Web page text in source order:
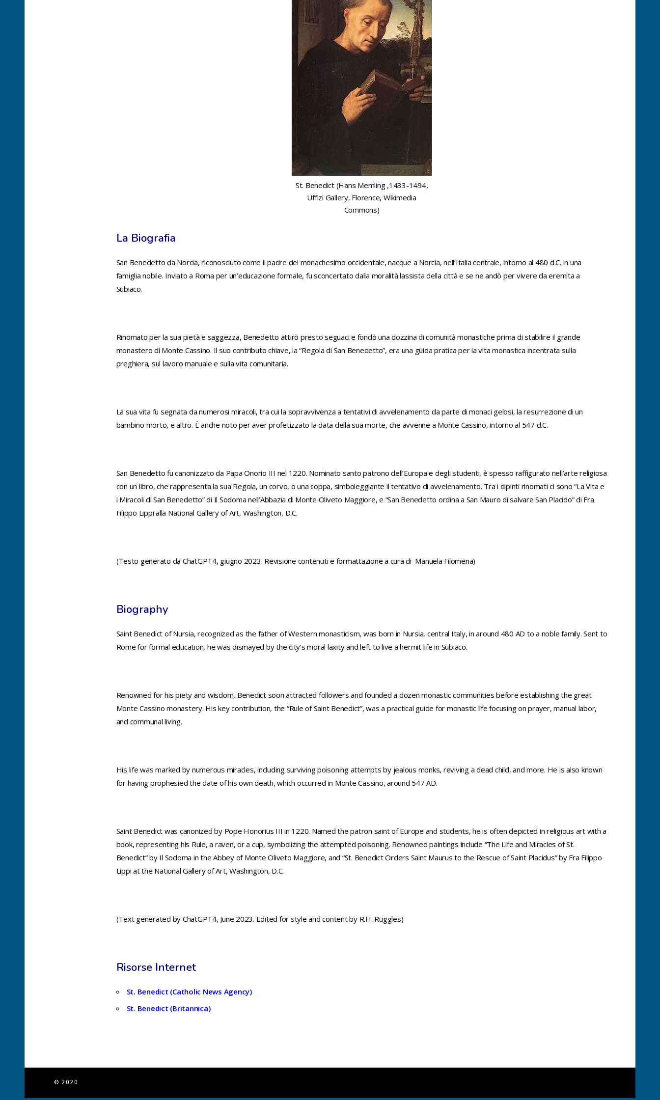
St. Benedict (Hans Memling ,1433-1494,
Uffizi Gallery, Florence, Wikimedia
Commons)
La Biografia
San Benedetto da Norcia, riconosciuto come il padre del monachesimo occidentale, nacque a Norcia, nell’Italia centrale, intorno al 480 d.C. in una
famiglia nobile. Inviato a Roma per un’educazione formale, fu sconcertato dalla moralità lassista della città e se ne andò per vivere da eremita a
Subiaco.
Rinomato per la sua pietà e saggezza, Benedetto attirò presto seguaci e fondò una dozzina di comunità monastiche prima di stabilire il grande
monastero di Monte Cassino. Il suo contributo chiave, la “Regola di San Benedetto”, era una guida pratica per la vita monastica incentrata sulla
preghiera, sul lavoro manuale e sulla vita comunitaria.
La sua vita fu segnata da numerosi miracoli, tra cui la sopravvivenza a tentativi di avvelenamento da parte di monaci gelosi, la resurrezione di un
bambino morto, e altro. È anche noto per aver profetizzato la data della sua morte, che avvenne a Monte Cassino, intorno al 547 d.C.
San Benedetto fu canonizzato da Papa Onorio III nel 1220. Nominato santo patrono dell’Europa e degli studenti, è spesso raffigurato nell’arte religiosa
con un libro, che rappresenta la sua Regola, un corvo, o una coppa, simboleggiante il tentativo di avvelenamento. Tra i dipinti rinomati ci sono “La Vita e
i Miracoli di San Benedetto” di Il Sodoma nell’Abbazia di Monte Oliveto Maggiore, e “San Benedetto ordina a San Mauro di salvare San Placido” di Fra
Filippo Lippi alla National Gallery of Art, Washington, D.C.
(Testo generato da ChatGPT4, giugno 2023. Revisione contenuti e formattazione a cura di Manuela Filomena)
Biography
Saint Benedict of Nursia, recognized as the father of Western monasticism, was born in Nursia, central Italy, in around 480 AD to a noble family. Sent to
Rome for formal education, he was dismayed by the city’s moral laxity and left to live a hermit life in Subiaco.
Renowned for his piety and wisdom, Benedict soon attracted followers and founded a dozen monastic communities before establishing the great
Monte Cassino monastery. His key contribution, the “Rule of Saint Benedict”, was a practical guide for monastic life focusing on prayer, manual labor,
and communal living.
His life was marked by numerous miracles, including surviving poisoning attempts by jealous monks, reviving a dead child, and more. He is also known
for having prophesied the date of his own death, which occurred in Monte Cassino, around 547 AD.
Saint Benedict was canonized by Pope Honorius III in 1220. Named the patron saint of Europe and students, he is often depicted in religious art with a
book, representing his Rule, a raven, or a cup, symbolizing the attempted poisoning. Renowned paintings include “The Life and Miracles of St.
Benedict” by Il Sodoma in the Abbey of Monte Oliveto Maggiore, and “St. Benedict Orders Saint Maurus to the Rescue of Saint Placidus” by Fra Filippo
Lippi at the National Gallery of Art, Washington, D.C.
(Text generated by ChatGPT4, June 2023. Edited for style and content by R.H. Ruggles)
Risorse Internet
St. Benedict (Catholic News Agency)
St. Benedict (Britannica)
© 2020